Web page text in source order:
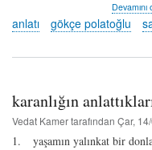
sarı
orfe
-
polatoğlu
Devamını
anlatı gökçe polatoğlu
karanlığın
Vedat Kamertarafından Çar,
1. yaşamın yalınkat bir donla